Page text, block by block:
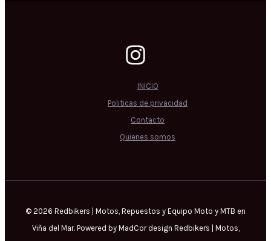
INICIO
Politicas de privacidad
Contacto
Quienes somos
© 2026 Redbikers | Motos, Repuestos y Equipo Moto y MTB en
Viña del Mar. Powered by MadCor design Redbikers | Motos,